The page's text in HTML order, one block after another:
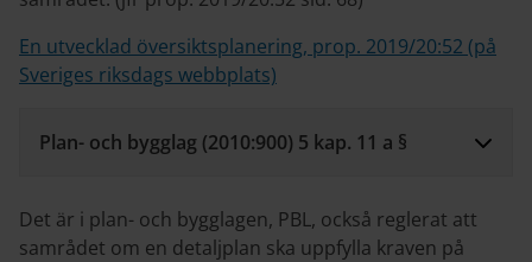
En utvecklad översiktsplanering, prop. 2019/20:52 (på
Sveriges riksdags webbplats)
Plan- och bygglag (2010:900) 5 kap. 11 a §
Det är i plan- och bygglagen, PBL, också reglerat att
samrådet om en detaljplan ska uppfylla kraven på